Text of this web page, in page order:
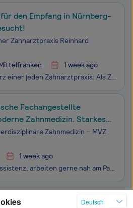
den Empfang in Nürnberg-
Zahnarztpraxis Reinhard
1 week ago
Sie sind das Herz einer jeden Zahnarztpraxis: Als ZFA am Empfang sind Sie die erste und letzte Person, die unsere Patienten sehen. Sie koordinieren, organisieren und sorgen mit Ihrem Lächeln für eine entspannte Atmosphäre. Für unsere moderne Zahnarztpraxis im schönen Nürnberg-Mögeldorf suchen wir a
Fachangestellte
Zahnmedizin. Starkes
Zahnmedizin – MVZ
1 week ago
Sie lieben die Assistenz, arbeiten gerne nah am Patienten und möchten Teil eines Teams sein, das wirklich zusammenhält? Dann passen Sie perfekt zu uns.Bei Zahnärzte Schrott & Kollegen in Nürnberg verbinden wir hochwertige Zahnmedizin mit digitalen Workflows, klaren Strukturen und einem wertschät
Angebote anzuzeigen
Deutsch